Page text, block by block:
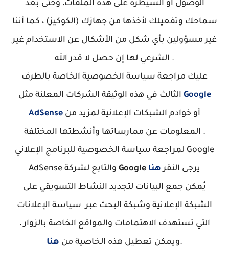
الوصول أو السيطرة على هذه الملفات، وحتى بعد
سماحك وتفعيلك لأخذها من جهازك (الكوكيز) ، كما أننا
غير مسؤولين بأي شكل من الأشكال عن الاستخدام غير
الشرعي لها إن حصل لا قدر الله .
عليك مراجعة سياسة الخصوصية الخاصة بالطرف
Google
AdSense
المعلومات عن ممارساتها وأنشطتها المختلفة .
لمراجعة سياسة الخصوصية للبرنامج الإعلاني Google
Google يرجى النقرهنا
يُمكن جمع البيانات لتجديد النشاط التسويقي على
الشبكة الإعلانية وشبكة البحث عبر سياسة الإعلانات
التي تستهدف الاهتمامات والمواقع الخاصة بالزوار ،
ويمكن تعطيل هذه الخاصية من هنا
.